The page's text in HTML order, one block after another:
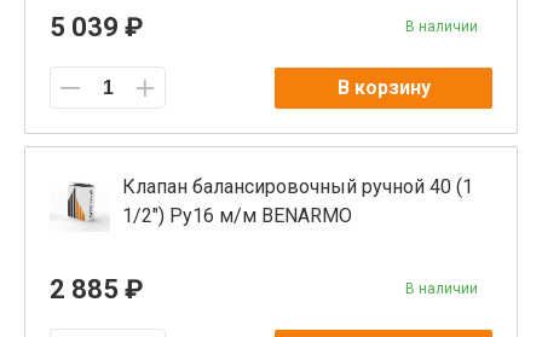
5 039 ₽ В наличии
В корзину
Клапан балансировочный ручной 40 (1
1/2") Ру16 м/м BENARMO
2 885 ₽ В наличии